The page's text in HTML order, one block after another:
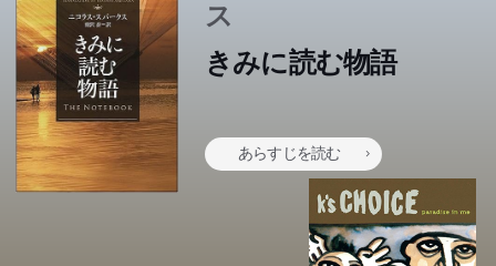
ス
きみに読む物語
あらすじを読む